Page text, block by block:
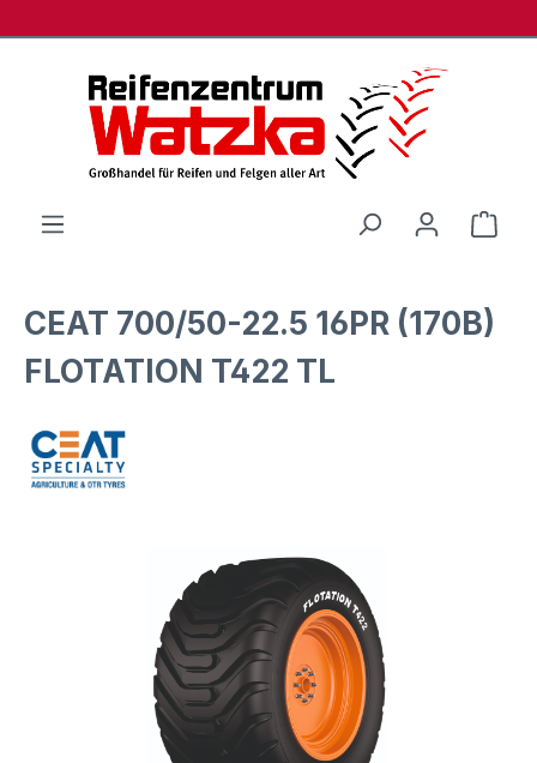
CEAT 700/50-22.5 16PR (170B)
FLOTATION T422 TL
Bildergalerie überspringen